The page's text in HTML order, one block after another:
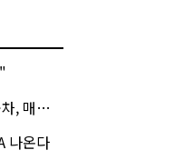
할까
나온다